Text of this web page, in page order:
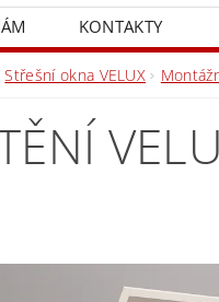
KONTAKTY
Střešní okna VELUX